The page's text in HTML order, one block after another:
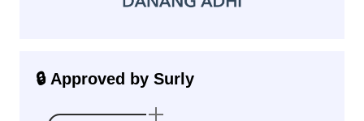
🔒 Approved by Surly